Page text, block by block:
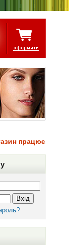
працює,
Вхід